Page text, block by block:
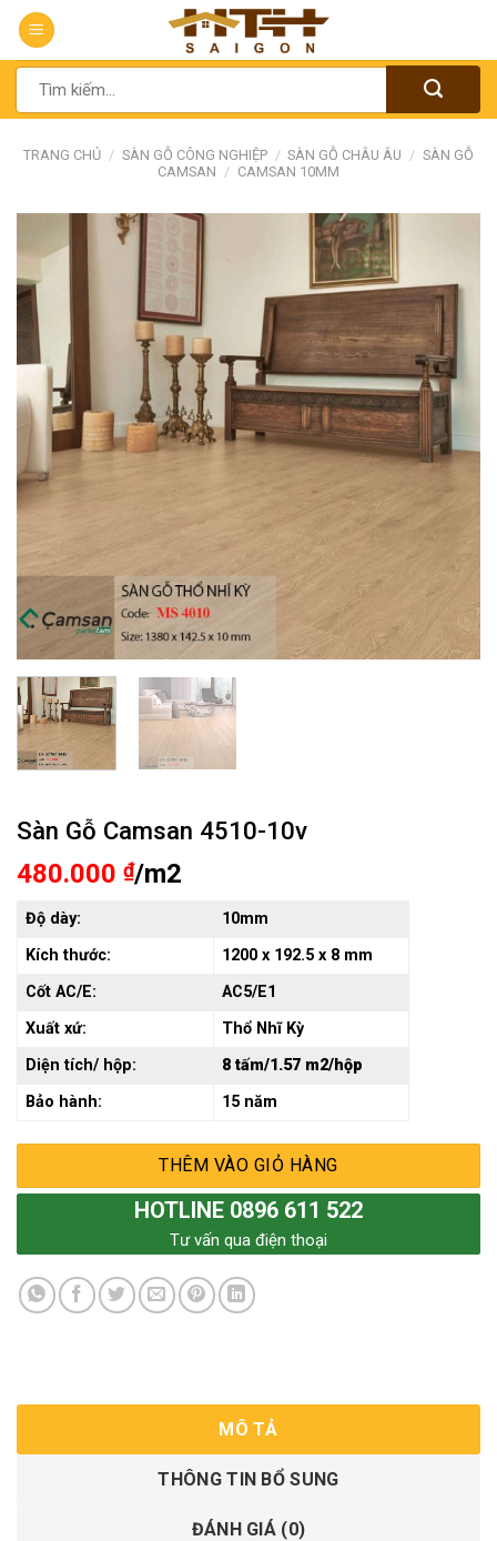
Chuyển
đến
nộiTìm
kiếm:
TRANG CHỦ / SÀN GỖ CÔNG NGHIỆP / SÀN GỖ CHÂU ÂU / SÀN GỖ
CAMSAN / CAMSAN 10MM
Sàn Gỗ Camsan 4510-10v
480.000 ₫/m2
Độ dày:
10mm
Kích thước:
1200 x 192.5 x 8 mm
Cốt AC/E:
AC5/E1
Xuất xứ:
Thổ Nhĩ Kỳ
Diện tích/ hộp:
8 tấm/1.57 m2/hộp
Bảo hành:
15 năm
THÊM VÀO GIỎ HÀNG
HOTLINE 0896 611 522
Tư vấn qua điện thoại
MÔ TẢ
THÔNG TIN BỔ SUNG
ĐÁNH GIÁ (0)